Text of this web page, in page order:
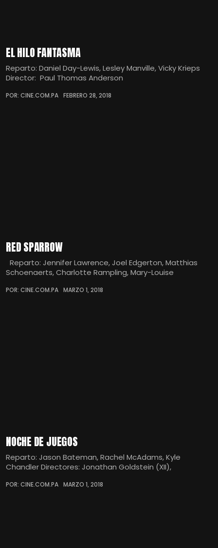
EL HILO FANTASMA
Reparto: Daniel Day-Lewis, Lesley Manville, Vicky Krieps
Director: Paul Thomas Anderson
POR: CINE.COM.PA FEBRERO 28, 2018
RED SPARROW
Reparto: Jennifer Lawrence, Joel Edgerton, Matthias
Schoenaerts, Charlotte Rampling, Mary-Louise
POR: CINE.COM.PA MARZO 1, 2018
NOCHE DE JUEGOS
Reparto: Jason Bateman, Rachel McAdams, Kyle
Chandler Directores: Jonathan Goldstein (XII),
POR: CINE.COM.PA MARZO 1, 2018